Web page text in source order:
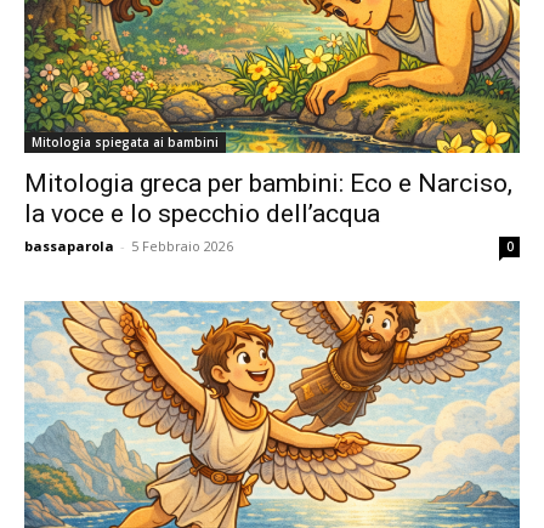
Mitologia spiegata ai bambini
Mitologia greca per bambini: Eco e Narciso,
la voce e lo specchio dell’acqua
bassaparola - 5 Febbraio 2026 0